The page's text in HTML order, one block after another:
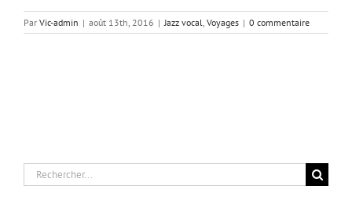
Par Vic-admin | août 13th, 2016 | Jazz vocal, Voyages | 0 commentaire
Rechercher: